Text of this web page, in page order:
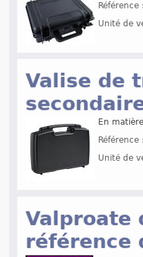
Unité de
Valise de
En
Unité de
Valproate
référence